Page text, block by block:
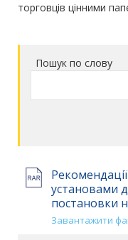
торговців цінними
Пошук по слову
установами
постановки
Завантажити